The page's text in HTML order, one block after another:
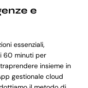
e
essenziali,
60 minuti per
insieme in
gestionale cloud